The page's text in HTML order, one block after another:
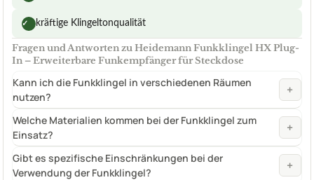
✓ kräftige Klingeltonqualität
Fragen und Antworten zu Heidemann Funkklingel HX Plug-
In – Erweiterbare Funkempfänger für Steckdose
Kann ich die Funkklingel in verschiedenen Räumen
nutzen?
+
Welche Materialien kommen bei der Funkklingel zum
Einsatz?
+
Gibt es spezifische Einschränkungen bei der
Verwendung der Funkklingel?
+